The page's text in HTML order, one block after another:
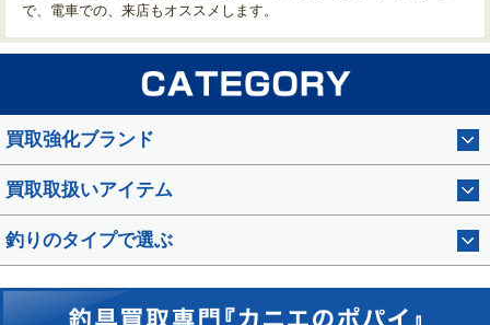
で、電車での、来店もオススメします。
買取強化ブランド
買取取扱いアイテム
釣りのタイプで選ぶ